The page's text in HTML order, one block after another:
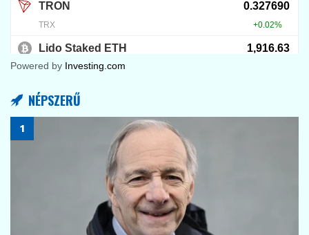
Powered by Investing.com
NÉPSZERŰ